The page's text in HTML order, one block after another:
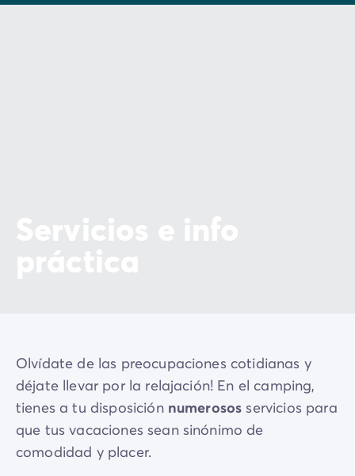
Olvídate de las preocupaciones cotidianas y
déjate llevar por la relajación! En el camping,
tienes a tu disposición numerosos servicios para
que tus vacaciones sean sinónimo de
comodidad y placer.